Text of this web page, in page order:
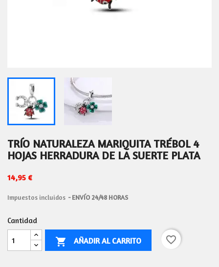
TRÍO NATURALEZA MARIQUITA TRÉBOL 4
HOJAS HERRADURA DE LA SUERTE PLATA
14,95 €
Impuestos incluidos ENVÍO 24/48 HORAS
Cantidad
 AÑADIR AL CARRITO favorite_border